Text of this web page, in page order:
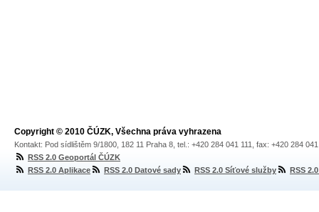
Copyright © 2010 ČÚZK, Všechna práva vyhrazena
Kontakt: Pod sídlištěm 9/1800, 182 11 Praha 8, tel.: +420 284 041 111, fax: +420 284
RSS 2.0 Geoportál ČÚZK
RSS 2.0 Aplikace
RSS 2.0 Datové sady RSS 2.0 Síťové služby RSS